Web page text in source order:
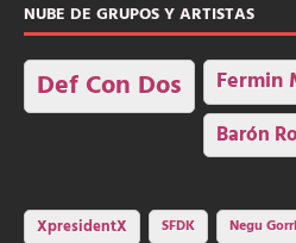
NUBE DE GRUPOS Y ARTISTAS
Def Con Dos Fermin
Barón
XpresidentX SFDK Negu